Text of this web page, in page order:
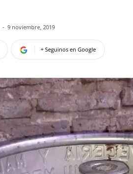
- 9 noviembre, 2019
+ Seguinos en Google